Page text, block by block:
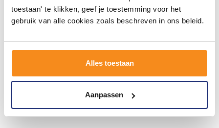
toestaan' te klikken, geef je toestemming voor het
gebruik van alle cookies zoals beschreven in ons beleid.
Alles toestaan
Aanpassen
#mijndroombadkamer
Wij geloven in de kracht van delen. Deel jouw
badkamer op Instagram met #mijndroombadkamer
en tag @megadumpnl. Samen bouwen we een
inspirerende omgeving vol met unieke
badkamerstijlen. Doe je mee?